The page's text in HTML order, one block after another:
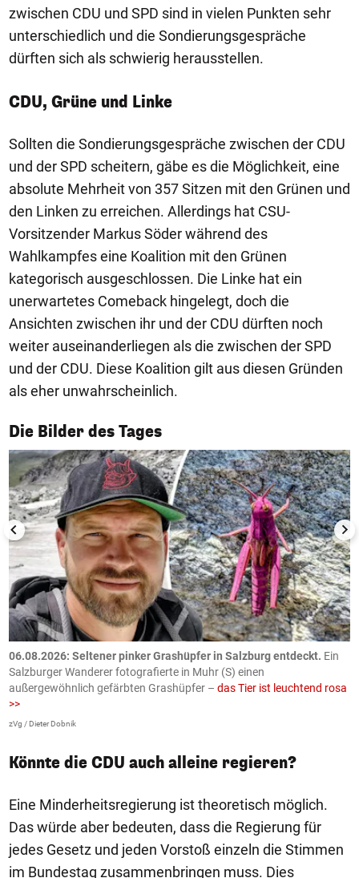
zwischen CDU und SPD sind in vielen Punkten sehr
unterschiedlich und die Sondierungsgespräche
dürften sich als schwierig herausstellen.
CDU, Grüne und Linke
Sollten die Sondierungsgespräche zwischen der CDU
und der SPD scheitern, gäbe es die Möglichkeit, eine
absolute Mehrheit von 357 Sitzen mit den Grünen und
den Linken zu erreichen. Allerdings hat CSU-
Vorsitzender Markus Söder während des
Wahlkampfes eine Koalition mit den Grünen
kategorisch ausgeschlossen. Die Linke hat ein
unerwartetes Comeback hingelegt, doch die
Ansichten zwischen ihr und der CDU dürften noch
weiter auseinanderliegen als die zwischen der SPD
und der CDU. Diese Koalition gilt aus diesen Gründen
als eher unwahrscheinlich.
Die Bilder des Tages
1/50
06.08.2026: Seltener pinker Grashüpfer in Salzburg entdeckt. Ein
Salzburger Wanderer fotografierte in Muhr (S) einen
außergewöhnlich gefärbten Grashüpfer – das Tier ist leuchtend rosa
>>
zVg / Dieter Dobnik
Könnte die CDU auch alleine regieren?
Eine Minderheitsregierung ist theoretisch möglich.
Das würde aber bedeuten, dass die Regierung für
jedes Gesetz und jeden Vorstoß einzeln die Stimmen
im Bundestag zusammenbringen muss. Dies